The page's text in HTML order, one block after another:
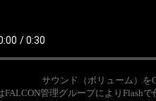
サウンド（ボリューム）を
管理グループによりFlash